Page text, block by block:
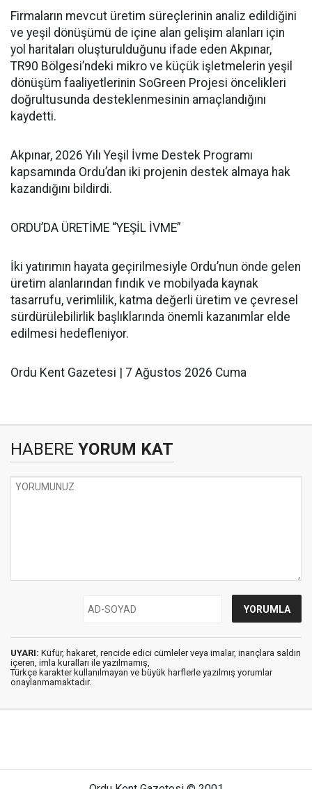
Firmaların mevcut üretim süreçlerinin analiz edildiğini
ve yeşil dönüşümü de içine alan gelişim alanları için
yol haritaları oluşturulduğunu ifade eden Akpınar,
TR90 Bölgesi’ndeki mikro ve küçük işletmelerin yeşil
dönüşüm faaliyetlerinin SoGreen Projesi öncelikleri
doğrultusunda desteklenmesinin amaçlandığını
kaydetti.
Akpınar, 2026 Yılı Yeşil İvme Destek Programı
kapsamında Ordu’dan iki projenin destek almaya hak
kazandığını bildirdi.
ORDU’DA ÜRETİME “YEŞİL İVME”
İki yatırımın hayata geçirilmesiyle Ordu’nun önde gelen
üretim alanlarından fındık ve mobilyada kaynak
tasarrufu, verimlilik, katma değerli üretim ve çevresel
sürdürülebilirlik başlıklarında önemli kazanımlar elde
edilmesi hedefleniyor.
Ordu Kent Gazetesi | 7 Ağustos 2026 Cuma
HABERE YORUM KAT
UYARI: Küfür, hakaret, rencide edici cümleler veya imalar, inançlara saldırı
içeren, imla kuralları ile yazılmamış,
Türkçe karakter kullanılmayan ve büyük harflerle yazılmış yorumlar
onaylanmamaktadır.